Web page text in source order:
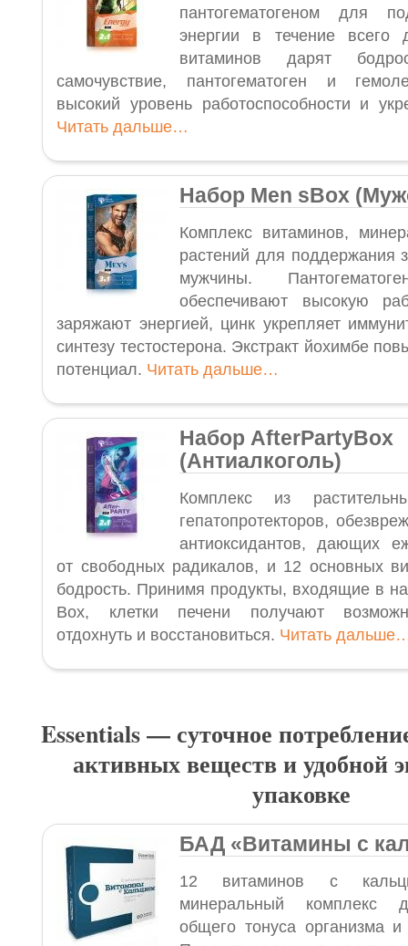
пантогематогеном для
энергии в течение всего
витаминов дарят
самочувствие, пантогематоген и
высокий уровень работоспособности и
Читать дальше…
Набор Men sBox
Комплекс витаминов,
растений для поддержания
мужчины.
обеспечивают высокую
заряжают энергией, цинк укрепляет
синтезу тестостерона. Экстракт йохимбе
потенциал. Читать дальше…
Набор AfterPartyBox
(Антиалкоголь)
Комплекс из
гепатопротекторов,
антиоксидантов, дающих
от свободных радикалов, и 12 основных
бодрость. Принимя продукты, входящие в
Box, клетки печени получают
отдохнуть и восстановиться. Читать
Essentials — суточное
активных веществ и удобной
упаковке
БАД «Витамины с
12 витаминов с
минеральный комплекс
общего тонуса организма и